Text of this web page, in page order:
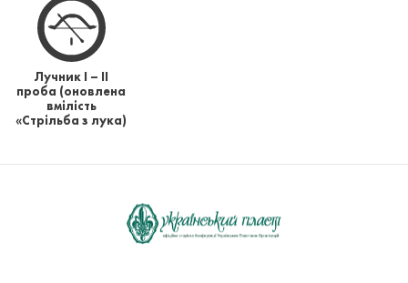
Лучник І – ІІ
проба (оновлена
вмілість
«Стрільба з лука)